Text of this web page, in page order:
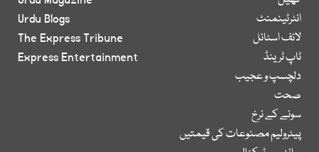
انٹرٹینمنٹ
لائف اسٹائل
ٹاپ ٹرینڈ
دلچسپ و عجیب
صحت
سونے کے نرخ
پیٹرولیم مصنوعات کی قیمتیں
Urdu Blogs
The Express Tribune
Express Entertainment